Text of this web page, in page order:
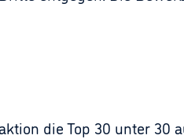
die Top 30 unter 30